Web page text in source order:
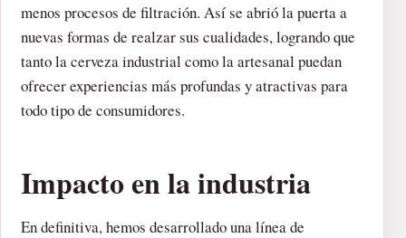
menos procesos de filtración. Así se abrió la puerta a
nuevas formas de realzar sus cualidades, logrando que
tanto la cerveza industrial como la artesanal puedan
ofrecer experiencias más profundas y atractivas para
todo tipo de consumidores.
Impacto en la industria
En definitiva, hemos desarrollado una línea de